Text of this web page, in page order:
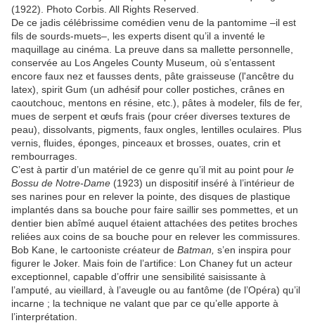
(1922). Photo Corbis. All Rights Reserved.
De ce jadis célébrissime comédien venu de la pantomime –il est
fils de sourds-muets–, les experts disent qu’il a inventé le
maquillage au cinéma. La preuve dans sa mallette personnelle,
conservée au Los Angeles County Museum, où s’entassent
encore faux nez et fausses dents, pâte graisseuse (l'ancêtre du
latex), spirit Gum (un adhésif pour coller postiches, crânes en
caoutchouc, mentons en résine, etc.), pâtes à modeler, fils de fer,
mues de serpent et œufs frais (pour créer diverses textures de
peau), dissolvants, pigments, faux ongles, lentilles oculaires. Plus
vernis, fluides, éponges, pinceaux et brosses, ouates, crin et
rembourrages.
C’est à partir d’un matériel de ce genre qu’il mit au point pour le
Bossu de Notre-Dame (1923) un dispositif inséré à l’intérieur de
ses narines pour en relever la pointe, des disques de plastique
implantés dans sa bouche pour faire saillir ses pommettes, et un
dentier bien abîmé auquel étaient attachées des petites broches
reliées aux coins de sa bouche pour en relever les commissures.
Bob Kane, le cartooniste créateur de Batman, s’en inspira pour
figurer le Joker. Mais foin de l’artifice: Lon Chaney fut un acteur
exceptionnel, capable d’offrir une sensibilité saisissante à
l’amputé, au vieillard, à l’aveugle ou au fantôme (de l’Opéra) qu’il
incarne ; la technique ne valant que par ce qu’elle apporte à
l’interprétation.